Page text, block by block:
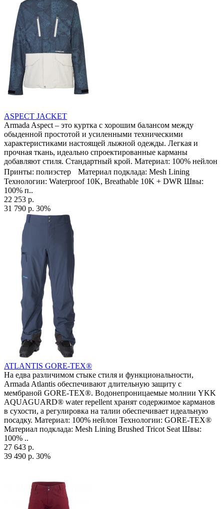
ASPECT JACKET
Armada Aspect – это куртка с хорошим балансом между
обыденной простотой и усиленными техническими
характеристиками настоящей лыжной одежды. Легкая и
прочная ткань, идеально спроектированные карманы
добавляют стиля. Стандартный крой. Материал: 100% нейлон
Принты: полиэстер Материал подклада: Mesh Lining
Технологии: Waterproof 10K, Breathable 10K + DWR Швы:
100% п..
22 253 р.
31 790 р. 30%
ATLANTIS GORE-TEX®
На едва различимом стыке стиля и функциональности,
Armada Atlantis обеспечивают длительную защиту с
мембраной GORE-TEX®. Водонепроницаемые молнии YKK
AQUAGUARD® water repellent хранят содержимое карманов
в сухости, а регулировка на талии обеспечивает идеальную
посадку. Материал: 100% нейлон Технологии: GORE-TEX®
Материал подклада: Mesh Lining Brushed Tricot Seat Швы:
100% ..
27 643 р.
39 490 р. 30%